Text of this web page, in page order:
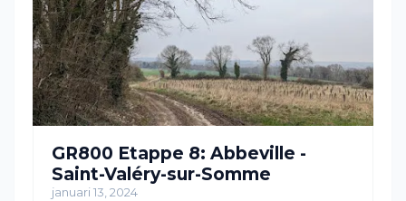
GR800 Etappe 8: Abbeville -
Saint-Valéry-sur-Somme
januari 13, 2024